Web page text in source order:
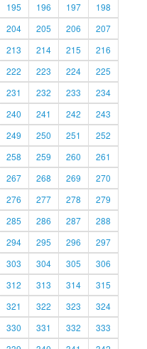
195 196 197
198
204 205 206
207
213 214 215
216
222 223 224
225
231 232 233
234
240 241 242
243
249 250 251
252
258 259 260
261
267 268 269
270
276 277 278
279
285 286 287
288
294 295 296
297
303 304 305
306
312 313 314
315
321 322 323
324
330 331 332
333